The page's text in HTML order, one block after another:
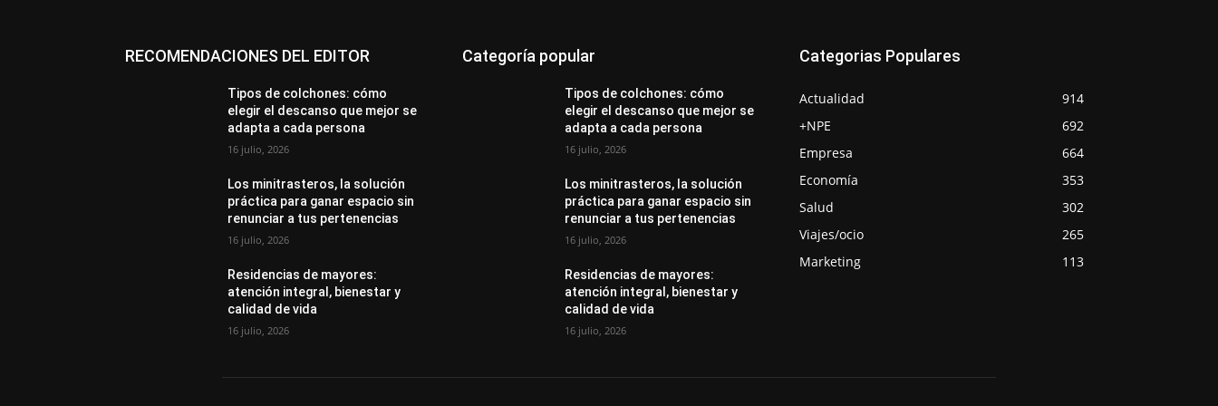
RECOMENDACIONES DEL EDITOR
Tipos de colchones: cómo
elegir el descanso que mejor se
adapta a cada persona
16 julio, 2026
Los minitrasteros, la solución
práctica para ganar espacio sin
renunciar a tus pertenencias
16 julio, 2026
Residencias de mayores:
atención integral, bienestar y
calidad de vida
16 julio, 2026
Categoría popular
Tipos de colchones: cómo
elegir el descanso que mejor se
adapta a cada persona
16 julio, 2026
Los minitrasteros, la solución
práctica para ganar espacio sin
renunciar a tus pertenencias
16 julio, 2026
Residencias de mayores:
atención integral, bienestar y
calidad de vida
16 julio, 2026
Categorias Populares
Actualidad
914
+NPE
692
Empresa
664
Economía
353
Salud
302
Viajes/ocio
265
Marketing
113